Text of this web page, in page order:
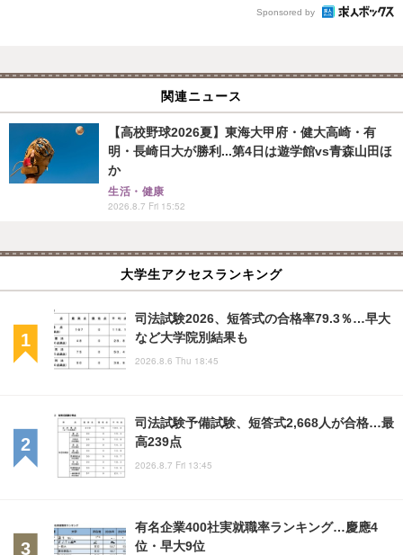
Sponsored by
関連ニュース
【高校野球2026夏】東海大甲府・健大高崎・有
明・長崎日大が勝利...第4日は遊学館vs青森山田ほ
か
生活・健康
2026.8.7 Fri 15:52
大学生アクセスランキング
司法試験2026、短答式の合格率79.3％…早大
など大学院別結果も
2026.8.6 Thu 18:45
司法試験予備試験、短答式2,668人が合格…最
高239点
2026.8.7 Fri 13:45
有名企業400社実就職率ランキング…慶應4
位・早大9位